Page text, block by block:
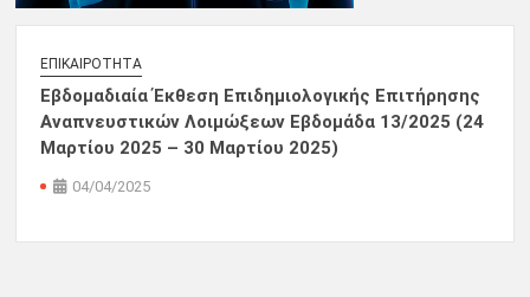
ΕΠΙΚΑΙΡΌΤΗΤΑ
Εβδομαδιαία Έκθεση Επιδημιολογικής Επιτήρησης
Αναπνευστικών Λοιμώξεων Εβδομάδα 13/2025 (24
Μαρτίου 2025 – 30 Μαρτίου 2025)
04/04/2025